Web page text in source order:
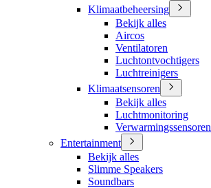
Klimaatbeheersing
Bekijk alles
Aircos
Ventilatoren
Luchtontvochtigers
Luchtreinigers
Klimaatsensoren
Bekijk alles
Luchtmonitoring
Verwarmingssensoren
Entertainment
Bekijk alles
Slimme Speakers
Soundbars